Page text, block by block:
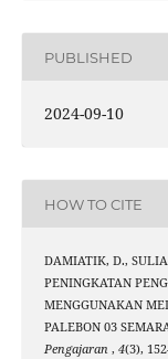
PUBLISHED
2024-09-10
HOW TO CITE
DAMIATIK, D.,
PENINGKATAN
MENGGUNAKAN
PALEBON 03
Pengajaran , 4(3),